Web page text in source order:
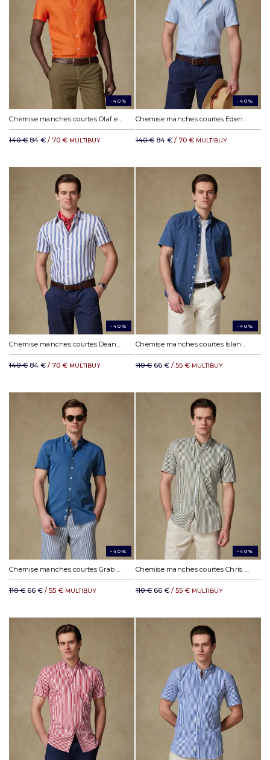
-40%
140 € 84 € / 70 € MULTIBUY
-40%
140 € 84 € / 70 € MULTIBUY
-40%
Chemise manches courtes Dean en lin à rayures marine
140 € 84 € / 70 € MULTIBUY
-40%
Chemise manches courtes Island à rayures indigo - Col Boutonné
110 € 66 € / 55 € MULTIBUY
-40%
Chemise manches courtes Grab indigo - Col Boutonné
110 € 66 € / 55 € MULTIBUY
-40%
Chemise manches courtes Chris à rayures kaki - Col Boutonné
110 € 66 € / 55 € MULTIBUY